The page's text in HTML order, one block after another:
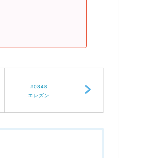
#0848
エレズン